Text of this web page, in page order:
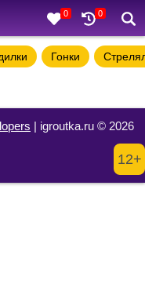
0 0
Гонки
| igroutka.ru © 2026
12+